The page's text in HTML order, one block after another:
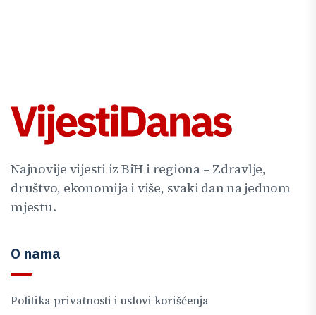
Najnovije vijesti iz BiH i regiona – Zdravlje,
društvo, ekonomija i više, svaki dan na jednom
mjestu.
O nama
Politika privatnosti i uslovi korišćenja